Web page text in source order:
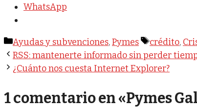
WhatsApp
Categorías
Ayudas y subvenciones,Pymes Etiquetas
crédito,
RSS: mantenerte informado sin perder
¿Cuánto nos cuesta Internet Explorer?
1 comentario en «Pymes